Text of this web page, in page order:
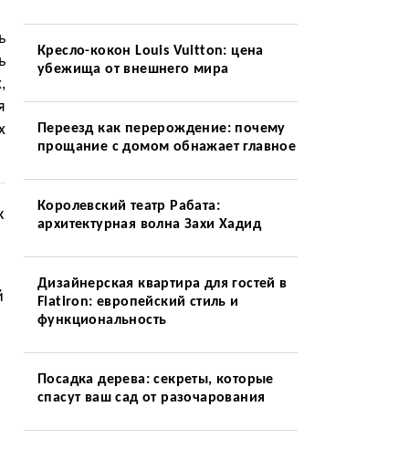
Кресло-кокон Louis Vuitton: цена
убежища от внешнего мира
Переезд как перерождение: почему
прощание с домом обнажает главное
Королевский театр Рабата:
архитектурная волна Захи Хадид
Дизайнерская квартира для гостей в
Flatiron: европейский стиль и
функциональность
Посадка дерева: секреты, которые
спасут ваш сад от разочарования